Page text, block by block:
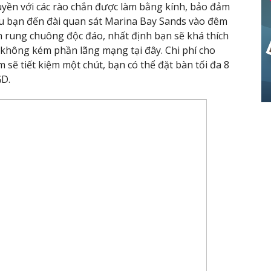
với các rào chắn được làm bằng kính, bảo đảm
đến đài quan sát Marina Bay Sands vào đêm
chuông độc đáo, nhất định bạn sẽ khá thích
kém phần lãng mạng tại đây. Chi phí cho
sẽ tiết kiệm một chút, bạn có thể đặt bàn tối đa 8